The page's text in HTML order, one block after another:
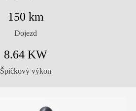
150 km
Dojezd
8.64 KW
Špičkový výkon